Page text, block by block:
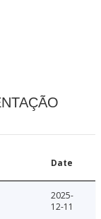
Date
2025-
12-11